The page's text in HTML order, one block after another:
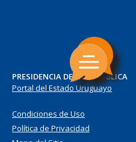
PRESIDENCIA DE LA REPÚBLICA
Portal del Estado Uruguayo
Condiciones de Uso
Política de Privacidad